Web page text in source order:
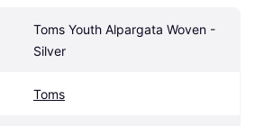
Toms Youth Alpargata Woven -
Silver
Toms